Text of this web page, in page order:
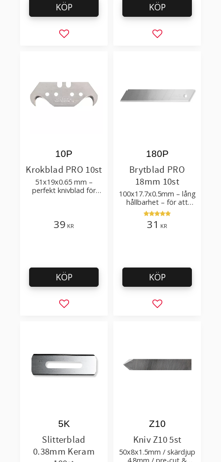
Lägg till i favoriter
KÖP
Lägg till i
KÖP
Krokblad PRO 10st
51x19x0.65 mm –
perfekt knivblad för
10P
39 KR
Lägg till i favoriter
KÖP
Brytblad PRO
18mm 10st
100x17.7x0.5mm – lång
hållbarhet – för att
skära kartong, tapet
och golvmaterial
180P
31 KR
Lägg till i
KÖP
Slitterblad
0.38mm Keram
5K
Kniv Z10 5st
50x8x1.5mm / skärdjup
Z10